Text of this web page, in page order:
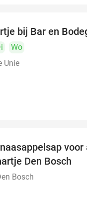
bij Bar en
Wo
Unie
voor
Den Bosch
Bosch